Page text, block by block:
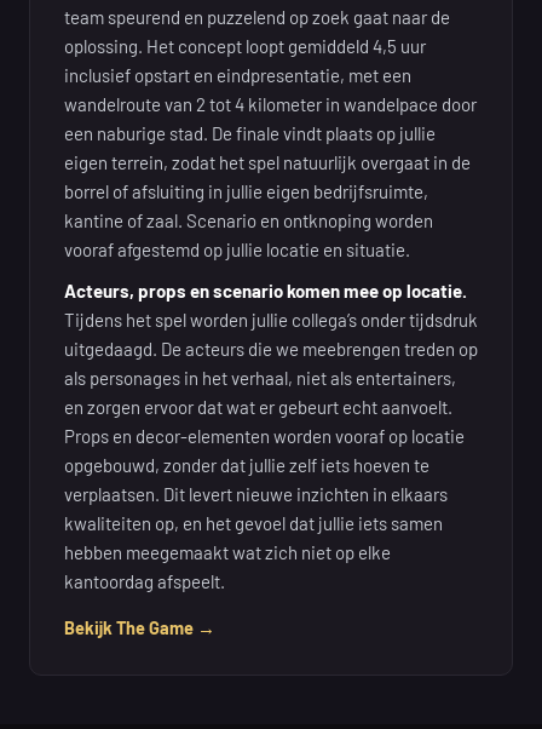
team speurend en puzzelend op zoek gaat naar de
oplossing. Het concept loopt gemiddeld 4,5 uur
inclusief opstart en eindpresentatie, met een
wandelroute van 2 tot 4 kilometer in wandelpace door
een naburige stad. De finale vindt plaats op jullie
eigen terrein, zodat het spel natuurlijk overgaat in de
borrel of afsluiting in jullie eigen bedrijfsruimte,
kantine of zaal. Scenario en ontknoping worden
vooraf afgestemd op jullie locatie en situatie.
Acteurs, props en scenario komen mee op locatie.
Tijdens het spel worden jullie collega’s onder tijdsdruk
uitgedaagd. De acteurs die we meebrengen treden op
als personages in het verhaal, niet als entertainers,
en zorgen ervoor dat wat er gebeurt echt aanvoelt.
Props en decor-elementen worden vooraf op locatie
opgebouwd, zonder dat jullie zelf iets hoeven te
verplaatsen. Dit levert nieuwe inzichten in elkaars
kwaliteiten op, en het gevoel dat jullie iets samen
hebben meegemaakt wat zich niet op elke
kantoordag afspeelt.
Bekijk The Game →